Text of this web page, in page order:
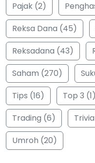
Pajak (2)
Reksa Dana (45)
Reksadana (43)
Saham (270)
Tips (16)
Top 3 (1)
Trading (6)
Umroh (20)